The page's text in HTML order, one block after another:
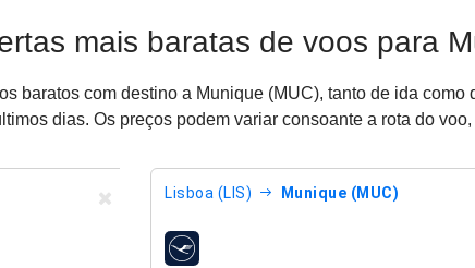
mais baratas de voos para
baratos com destino a Munique (MUC), tanto de ida
dias. Os preços podem variar consoante a rota do
Lisboa (LIS) Munique (MUC)
companhias aéreas